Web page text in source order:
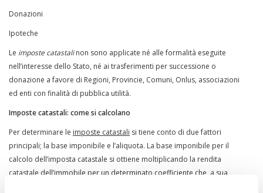
Donazioni
Ipoteche
Le imposte catastalinon sono applicate né alle formalità eseguite
nell’interesse dello Stato, né ai trasferimenti per successione o
donazione a favore di Regioni, Provincie, Comuni, Onlus, associazioni
ed enti con finalità di pubblica utilità.
Imposte catastali: come si calcolano
Per determinare le imposte catastali si tiene conto di due fattori
principali; la base imponibile e l’aliquota. La base imponibile per il
calcolo dell’imposta catastale si ottiene moltiplicando la rendita
catastale dell’immobile per un determinato coefficiente che, a sua